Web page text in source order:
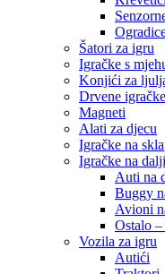
Šatori za igru
Igračke s
Konjići za
Drvene igračke
Magneti
Alati za djecu
Igračke na
Igračke na
Auti na
Buggy
Avioni
Ostalo
Vozila za igru
Autići